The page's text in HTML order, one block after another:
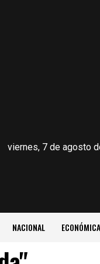
viernes, 7 de agosto
NACIONAL